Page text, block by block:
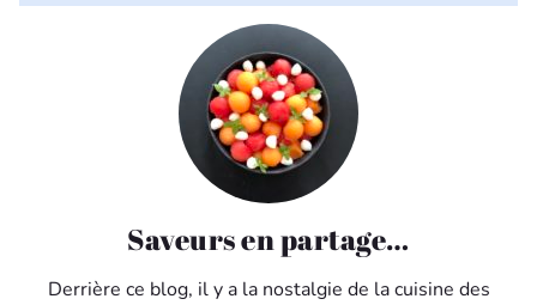
Saveurs en partage…
Derrière ce blog, il y a la nostalgie de la cuisine des